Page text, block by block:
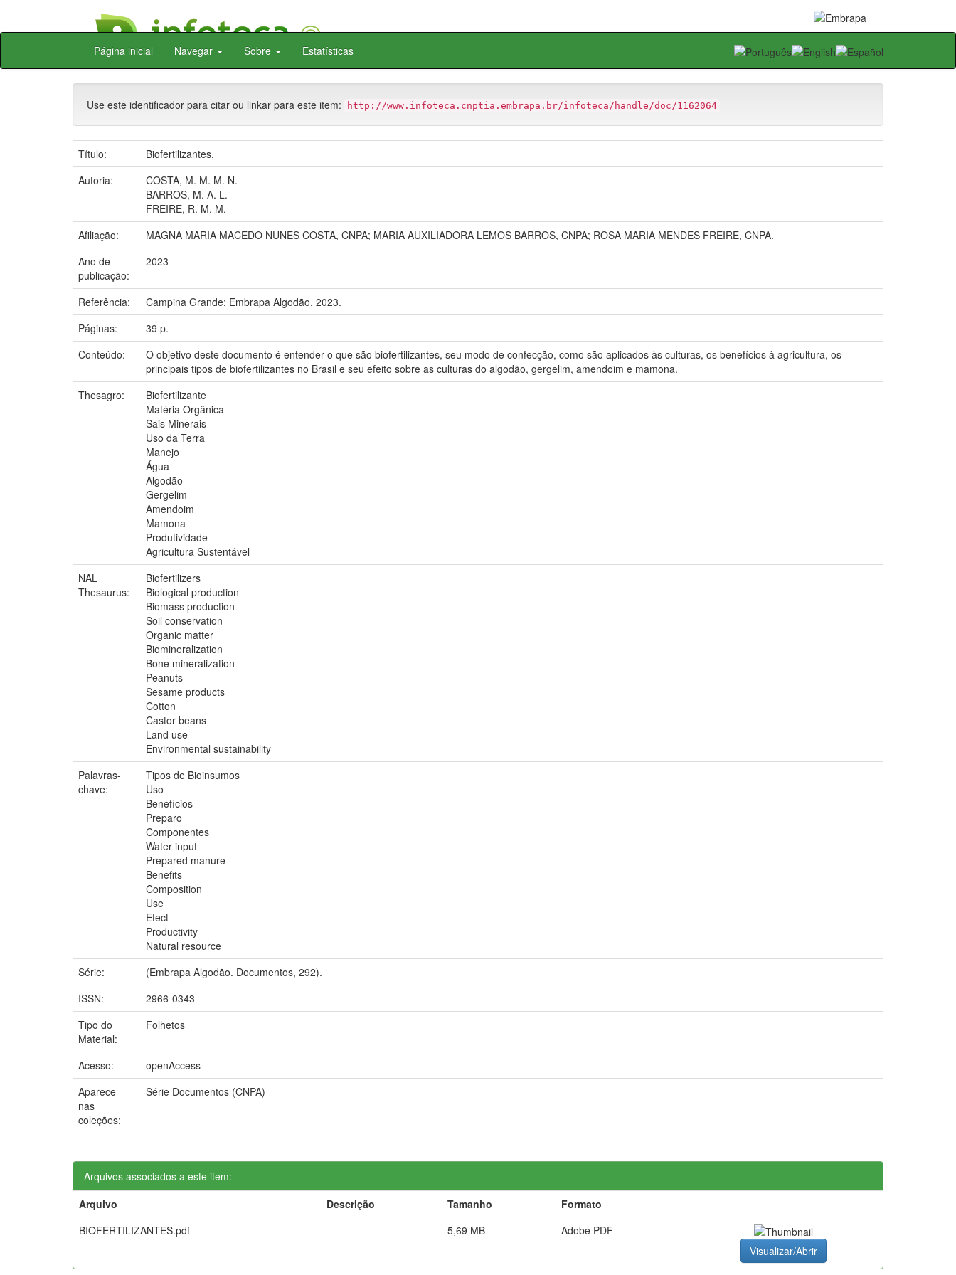
Skip
Página inicial Navegar Sobre Estatísticas
Use este identificador para citar ou linkar para este item: http://www.infoteca.cnptia.embrapa.br/infoteca/handle/doc/1162064
Título:
Biofertilizantes.
Autoria:
COSTA, M. M. M. N.
BARROS, M. A. L.
FREIRE, R. M. M.
Afiliação:
MAGNA MARIA MACEDO NUNES COSTA, CNPA; MARIA AUXILIADORA LEMOS BARROS, CNPA; ROSA MARIA MENDES FREIRE, CNPA.
Ano de
publicação:
2023
Referência:
Campina Grande: Embrapa Algodão, 2023.
Páginas:
39 p.
Conteúdo:
O objetivo deste documento é entender o que são biofertilizantes, seu modo de confecção, como são aplicados às culturas, os benefícios à agricultura, os
principais tipos de biofertilizantes no Brasil e seu efeito sobre as culturas do algodão, gergelim, amendoim e mamona.
Thesagro:
Biofertilizante
Matéria Orgânica
Sais Minerais
Uso da Terra
Manejo
Água
Algodão
Gergelim
Amendoim
Mamona
Produtividade
Agricultura Sustentável
NAL
Thesaurus:
Biofertilizers
Biological production
Biomass production
Soil conservation
Organic matter
Biomineralization
Bone mineralization
Peanuts
Sesame products
Cotton
Castor beans
Land use
Environmental sustainability
Palavras-
chave:
Tipos de Bioinsumos
Uso
Benefícios
Preparo
Componentes
Water input
Prepared manure
Benefits
Composition
Use
Efect
Productivity
Natural resource
Série:
(Embrapa Algodão. Documentos, 292).
ISSN:
2966-0343
Tipo do
Material:
Folhetos
Acesso:
openAccess
Aparece
nas
coleções:
Série Documentos (CNPA)
Arquivos associados a este item:
Arquivo
Descrição Tamanho
Formato
BIOFERTILIZANTES.pdf
5,69 MB
Adobe PDF
Visualizar/Abrir